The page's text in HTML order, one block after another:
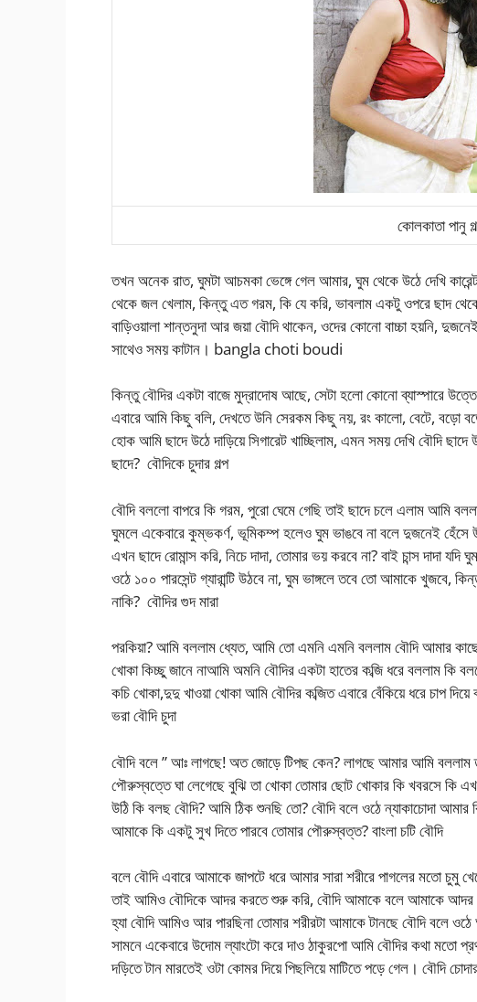
কোলকাতা পানু
তখন অনেক রাত, ঘুমটা আচমকা ভেঙ্গে গেল আমার, ঘুম থেকে উঠে দেখি
থেকে জল খেলাম, কিন্তু এত গরম, কি যে করি, ভাবলাম একটু ওপরে ছাদ
বাড়িওয়ালা শান্তনুদা আর জয়া বৌদি থাকেন, ওদের কোনো বাচ্চা হয়নি,
সাথেও সময় কাটান। bangla choti boudi
কিন্তু বৌদির একটা বাজে মুদ্রাদোষ আছে, সেটা হলো কোনো ব্যাস্পারে
এবারে আমি কিছু বলি, দেখতে উনি সেরকম কিছু নয়, রং কালো, বেটে, বড়ো
হোক আমি ছাদে উঠে দাড়িয়ে সিগারেট খাচ্ছিলাম, এমন সময় দেখি বৌদি
ছাদে? বৌদিকে চুদার গল্প
বৌদি বললো বাপরে কি গরম, পুরো ঘেমে গেছি তাই ছাদে চলে এলাম আমি
ঘুমলে একেবারে কুম্ভকর্ণ, ভূমিকম্প হলেও ঘুম ভাঙবে না বলে দুজনেই
এখন ছাদে রোমান্স করি, নিচে দাদা, তোমার ভয় করবে না? বাই চান্স দাদা
ওঠে ১০০ পারসেন্ট গ্যারান্টি উঠবে না, ঘুম ভাঙ্গলে তবে তো আমাকে খুজবে,
নাকি? বৌদির গুদ মারা
পরকিয়া? আমি বললাম ধ্যেত, আমি তো এমনি এমনি বললাম বৌদি আমার কাছে
খোকা কিচ্ছু জানে নাআমি অমনি বৌদির একটা হাতের কব্জি ধরে বললাম কি
কচি খোকা,দুদু খাওয়া খোকা আমি বৌদির কব্জিত এবারে বেঁকিয়ে ধরে চাপ
ভরা বৌদি চুদা
বৌদি বলে ” আঃ লাগছে! অত জোড়ে টিপছ কেন? লাগছে আমার আমি বললাম
পৌরুস্বত্তে ঘা লেগেছে বুঝি তা খোকা তোমার ছোট খোকার কি খবরসে কি
উঠি কি বলছ বৌদি? আমি ঠিক শুনছি তো? বৌদি বলে ওঠে ন্যাকাচোদা
আমাকে কি একটু সুখ দিতে পারবে তোমার পৌরুস্বত্ত? বাংলা চটি বৌদি
বলে বৌদি এবারে আমাকে জাপটে ধরে আমার সারা শরীরে পাগলের মতো
তাই আমিও বৌদিকে আদর করতে শুরু করি, বৌদি আমাকে বলে আমাকে আদর
হ্যা বৌদি আমিও আর পারছিনা তোমার শরীরটা আমাকে টানছে বৌদি বলে
সামনে একেবারে উদোম ল্যাংটো করে দাও ঠাকুরপো আমি বৌদির কথা মতো
দড়িতে টান মারতেই ওটা কোমর দিয়ে পিছলিয়ে মাটিতে পড়ে গেল। বৌদি